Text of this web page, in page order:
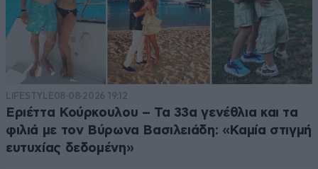
LIFESTYLE08·08·2026 19:12
Εριέττα Κούρκουλου – Τα 33α γενέθλια και τα
φιλιά με τον Βύρωνα Βασιλειάδη: «Καμία στιγμή
ευτυχίας δεδομένη»